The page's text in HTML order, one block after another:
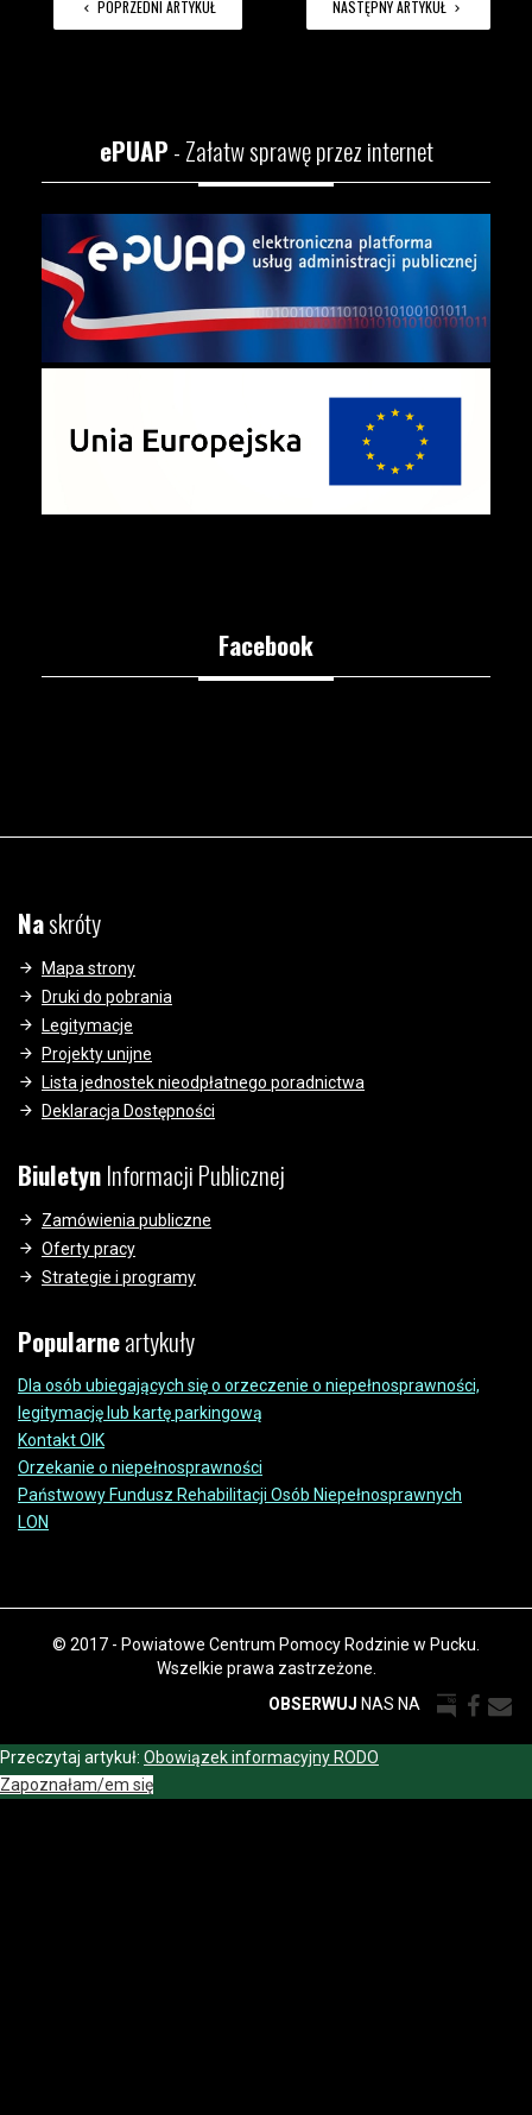
POPRZEDNI ARTYKUŁ NASTĘPNY ARTYKUŁ
ePUAP- Załatw sprawę przez internet
Facebook
Naskróty
Mapa strony
Druki do pobrania
Legitymacje
Projekty unijne
Lista jednostek nieodpłatnego poradnictwa
Deklaracja Dostępności
BiuletynInformacji Publicznej
Zamówienia publiczne
Oferty pracy
Strategie i programy
Popularneartykuły
Dla osób ubiegających się o orzeczenie o niepełnosprawności,
legitymację lub kartę parkingową
Kontakt OIK
Orzekanie o niepełnosprawności
Państwowy Fundusz Rehabilitacji Osób Niepełnosprawnych
LON
© 2017 - Powiatowe Centrum Pomocy Rodzinie w Pucku.
Wszelkie prawa zastrzeżone.
OBSERWUJ NAS NA
Przeczytaj artykuł: Obowiązek informacyjny RODO
Zapoznałam/em się